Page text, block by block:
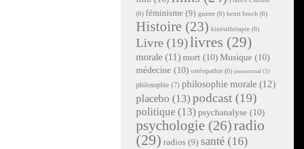
(6) féminisme (9) guerre (6) henri broch (6)
Histoire (23) kinésithérapie (6)
Livre (19)livres (29)
morale (11) mort (10) Musique (10)
médecine (10) ostéopathie (6) paranormal (5)
philosophie (7) philosophie morale (12)
placebo (13) podcast (19)
politique (13) psychanalyse (10)
psychologie (26)radio
(29) radios (9) santé (16)